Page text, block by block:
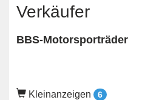
Verkäufer
BBS-Motorsporträder
Kleinanzeigen 6